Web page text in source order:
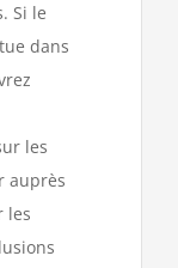
Si le
dans
les
auprès
les